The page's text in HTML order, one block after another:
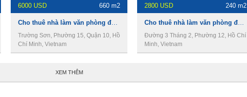
6000 USD 660 m2
Trường Sơn, Phường 15, Quận 10, Hồ
Chí Minh, Vietnam
2800 USD 240 m2
Đường 3 Tháng 2, Phường 12, Hồ Chí
Minh, Vietnam
XEM THÊM